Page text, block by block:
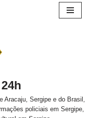
Aracaju, Sergipe e do Brasil,
policiais em Sergipe,